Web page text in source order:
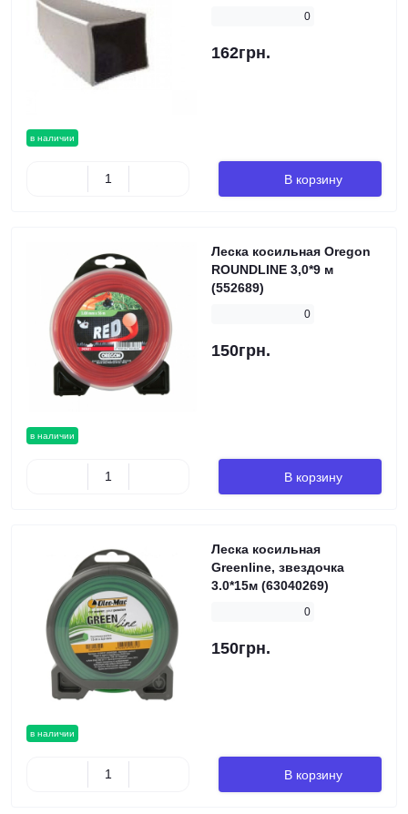
в наличии
0
162грн.
В корзину
в наличии
Леска косильная Oregon
ROUNDLINE 3,0*9 м
(552689)
0
150грн.
В корзину
в наличии
Леска косильная
Greenline, звездочка
3.0*15м (63040269)
0
150грн.
В корзину